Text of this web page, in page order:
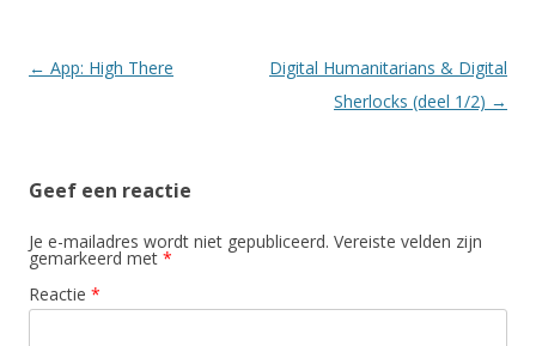
Berichtnavigatie
← App: High There
Digital Humanitarians & Digital
Sherlocks (deel 1/2) →
Geef een reactie
Je e-mailadres wordt niet gepubliceerd. Vereiste velden zijn
gemarkeerd met *
Reactie *